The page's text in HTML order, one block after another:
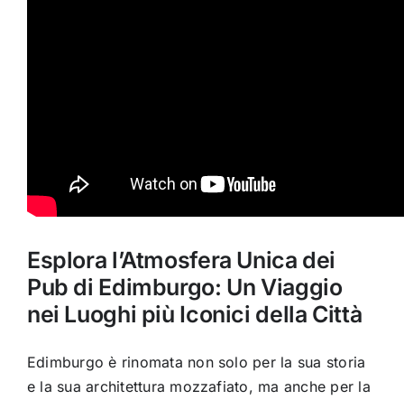
Esplora l’Atmosfera Unica dei
Pub di Edimburgo: Un Viaggio
nei Luoghi più Iconici della Città
Edimburgo è rinomata non solo per la sua storia
e la sua architettura mozzafiato, ma anche per la